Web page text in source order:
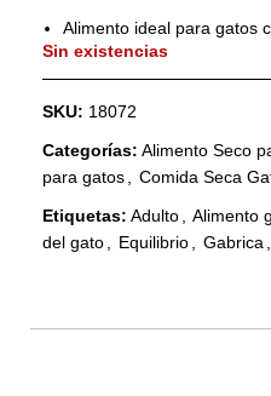
Alimento ideal para gatos
Sin existencias
SKU: 18072
Categorías: Alimento Seco
para gatos
Comida Seca
Etiquetas: Adulto Alimento
del gato
Equilibrio Gabrica